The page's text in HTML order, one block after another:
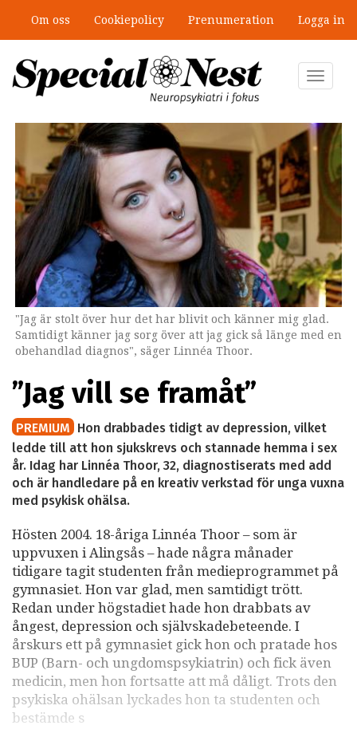
huvudinnehåll
Om oss Cookiepolicy Prenumeration Logga in
Toggle
"Jag är stolt över hur det har blivit och känner mig glad.
Samtidigt känner jag sorg över att jag gick så länge med en
obehandlad diagnos", säger Linnéa Thoor.
”Jag vill se framåt”
PREMIUM Hon drabbades tidigt av depression, vilket
ledde till att hon sjukskrevs och stannade hemma i sex
år. Idag har Linnéa Thoor, 32, diagnostiserats med add
och är handledare på en kreativ verkstad för unga vuxna
med psykisk ohälsa.
Hösten 2004. 18-åriga Linnéa Thoor – som är
uppvuxen i Alingsås – hade några månader
tidigare tagit studenten från medieprogrammet på
gymnasiet. Hon var glad, men samtidigt trött.
Redan under högstadiet hade hon drabbats av
ångest, depression och självskadebeteende. I
årskurs ett på gymnasiet gick hon och pratade hos
BUP (Barn- och ungdomspsykiatrin) och fick även
medicin, men hon fortsatte att må dåligt. Trots den
psykiska ohälsan lyckades hon ta studenten och
bestämde s
Ny antologi om fördelar och
fallgropar med särskilda
undervisningsgrupper